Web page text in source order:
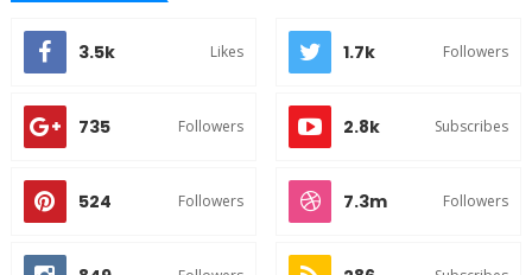
3.5k Likes 1.7k Followers
735 Followers 2.8k Subscribes
524 Followers 7.3m Followers